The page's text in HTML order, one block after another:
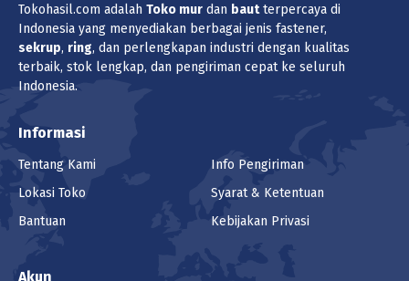
Tokohasil.com adalah Toko mur dan bautterpercaya di
Indonesia yang menyediakan berbagai jenis fastener,
sekrup, ring, dan perlengkapan industri dengan kualitas
terbaik, stok lengkap, dan pengiriman cepat ke seluruh
Indonesia.
Informasi
Tentang Kami
Lokasi Toko
Bantuan
Info Pengiriman
Syarat & Ketentuan
Kebijakan Privasi
Akun